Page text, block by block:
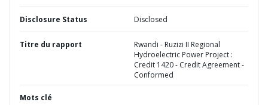
Disclosure Status Disclosed
Titre du rapport
Rwandi - Ruzizi II Regional
Hydroelectric Power Project :
Credit 1420 - Credit Agreement -
Conformed
Mots clé